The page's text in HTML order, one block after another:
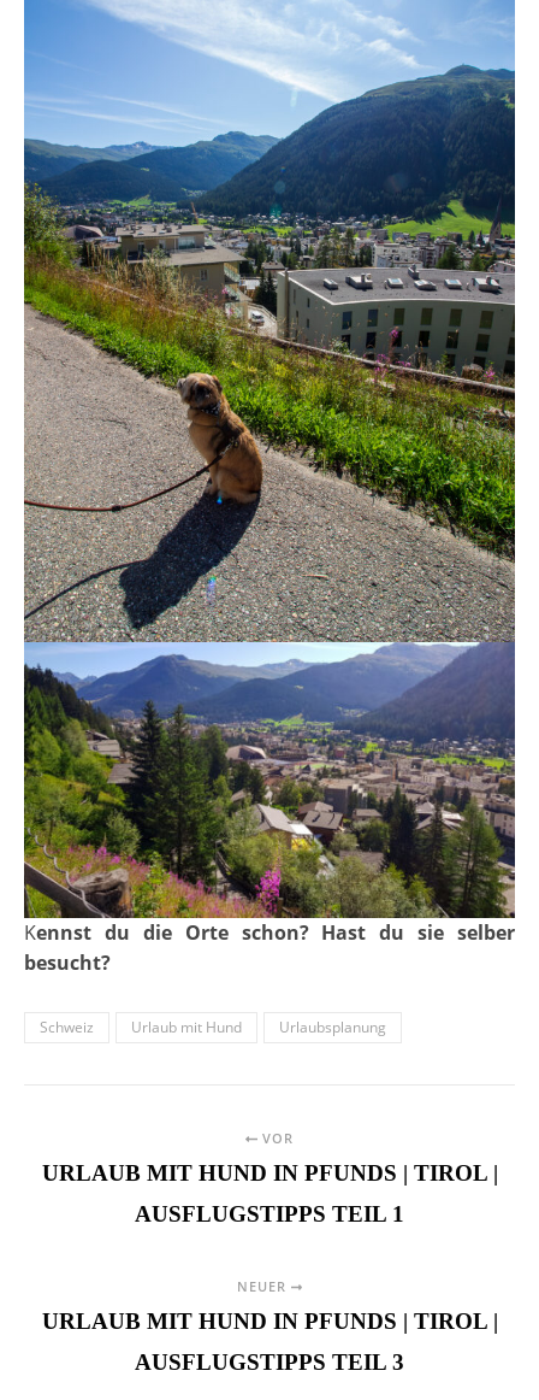
Kennst du die Orte schon? Hast du sie selber
besucht?
Schweiz Urlaub mit Hund Urlaubsplanung
VOR
URLAUB MIT HUND IN PFUNDS | TIROL |
AUSFLUGSTIPPS TEIL 1
NEUER
URLAUB MIT HUND IN PFUNDS | TIROL |
AUSFLUGSTIPPS TEIL 3